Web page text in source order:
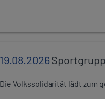
19.08.2026
Die Volkssolidarität lädt zum